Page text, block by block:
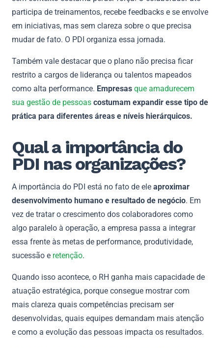
participa de treinamentos, recebe feedbacks e se envolve
em iniciativas, mas sem clareza sobre o que precisa
mudar de fato. O PDI organiza essa jornada.
Também vale destacar que o plano não precisa ficar
restrito a cargos de liderança ou talentos mapeados
como alta performance. Empresas que amadurecem
sua gestão de pessoas costumam expandir esse tipo de
prática para diferentes áreas e níveis hierárquicos.
Qual a importância do
PDI nas organizações?
A importância do PDI está no fato de ele aproximar
desenvolvimento humano e resultado de negócio. Em
vez de tratar o crescimento dos colaboradores como
algo paralelo à operação, a empresa passa a integrar
essa frente às metas de performance, produtividade,
sucessão e retenção.
Quando isso acontece, o RH ganha mais capacidade de
atuação estratégica, porque consegue mostrar com
mais clareza quais competências precisam ser
desenvolvidas, quais equipes demandam mais atenção
e como a evolução das pessoas impacta os resultados.